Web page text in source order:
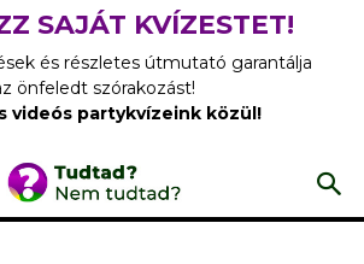
SAJÁT KVÍZESTET!
és részletes útmutató garantálja
önfeledt szórakozást!
videós partykvízeink közül!